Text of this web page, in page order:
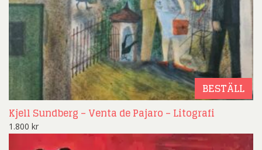
BESTÄLL
Kjell Sundberg – Venta de Pajaro – Litografi
1.800 kr